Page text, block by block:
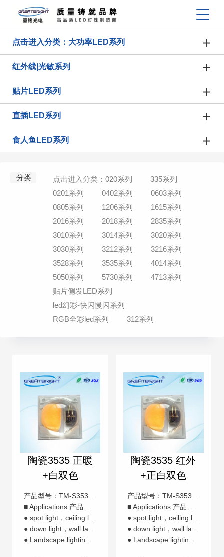
点击进入分类：大功率LED系列
红外线|光敏系列
贴片LED系列
直插LED系列
食人鱼LED系列
分类 点击进入分类：020系列
335系列
0201系列
0402系列
0603系列
0805系列
1206系列
1615系列
2016系列
2018系列
2835系列
3010系列
3014系列
3020系列
3030系列
3212系列
3216系列
3528系列
3535系列
4014系列
5050系列
5730系列
4713系列
贴片侧发LED系列
led幻彩-快闪慢闪系列
RGB全彩led系列
312系列
陶瓷3535 正暖
+白双色
产品型号：TM-S3535ZBNB-E
■ Applications 产品应用：
● spot light，ceiling light 天花灯，球泡灯
● down light，wall lamp，garden light 投光灯，洗墙灯，园林灯
● Landscape lighting,lighting engineering 景观照明，亮化工程
陶瓷3535 红外
+正白双色
产品型号：TM-S3535IR850R-E
■ Applications 产品应用：
● spot light，ceiling light 天花灯，球泡灯
● down light，wall lamp，garden light 投光灯，洗墙灯，园林灯
● Landscape lighting,lighting engineering 景观照明，亮化工程